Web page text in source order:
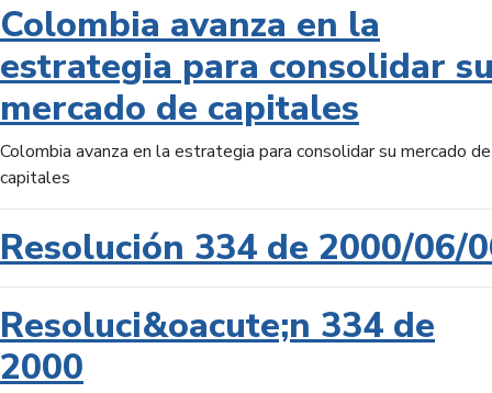
Colombia avanza en la
estrategia para consolidar
mercado de capitales
Colombia avanza en la estrategia para consolidar su mercado de
capitales
Resolución 334 de 2000/06/
Resoluci&oacute;n 334 de
2000